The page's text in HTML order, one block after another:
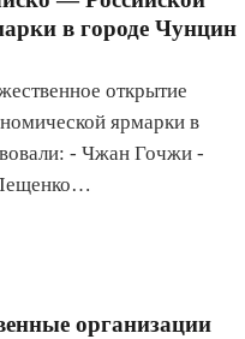
в городе Чунцин
открытие
ярмарки в
- Чжан Гочжи -
организации